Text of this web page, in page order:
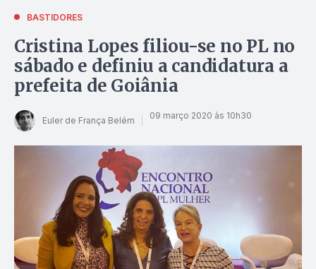
BASTIDORES
Cristina Lopes filiou-se no PL no
sábado e definiu a candidatura a
prefeita de Goiânia
Euler de França Belém 09 março 2020 às 10h30